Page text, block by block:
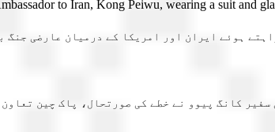
ہوئے ایران اور امریکا کے درمیان عارضی جنگ
کانگ پیوو نے خطے کی صورتحال، پاک چین